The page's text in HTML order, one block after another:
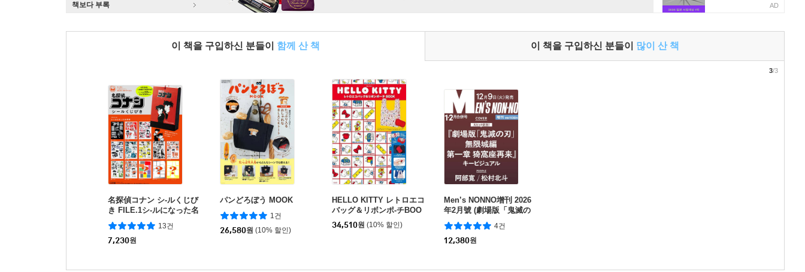
책보다 부록
AD
이 책을 구입하신 분들이 함께 산 책 이 책을 구입하신 분들이 많이 산 책
名探偵コナン シ-ルくじび
き FILE.1シ-ルになった名
探偵
13건
7,230원
パンどろぼう MOOK
1건
26,580원 (10% 할인)
HELLO KITTY レトロエコ
バッグ＆リボンポ-チBOO
K
34,510원 (10% 할인)
Men’s NONNO增刊 2026
年2月號 (劇場版「鬼滅の
刃」無限城編)
4건
12,380원
3/3